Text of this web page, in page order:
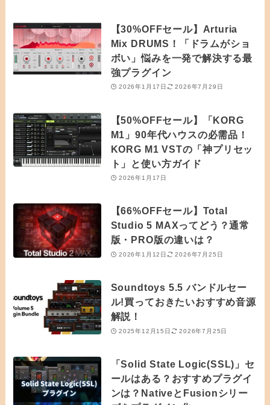
【30%OFFセール】Arturia
Mix DRUMS！「ドラムがショ
ボい」悩みを一発で解決する最
強プラグイン
2026年1月17日 2026年7月29日
【50%OFFセール】「KORG
M1」90年代ハウスの必需品！
KORG M1 VSTの「神プリセッ
ト」と使い方ガイド
2026年1月17日
【66%OFFセール】Total
Studio 5 MAXってどう？通常
版・PRO版の違いは？
2026年1月12日 2026年7月25日
Soundtoys 5.5 バンドルセー
ル!買っておきたいおすすめ音源
解説！
2025年12月15日 2026年7月25日
「Solid State Logic(SSL)」セ
ールはある？おすすめプラグイ
ンは？NativeとFusionシリー